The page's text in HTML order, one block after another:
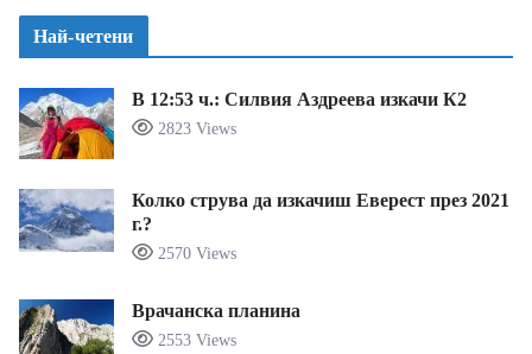
Най-четени
В 12:53 ч.: Силвия Аздреева изкачи К2
2823 Views
Колко струва да изкачиш Еверест през 2021
г.?
2570 Views
Врачанска планина
2553 Views